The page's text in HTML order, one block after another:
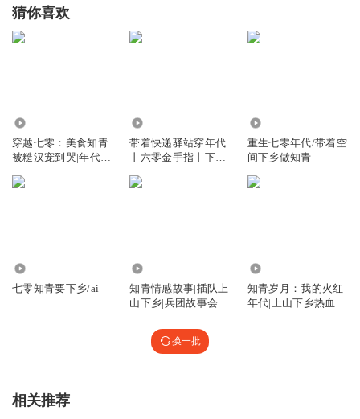
猜你喜欢
穿越七零：美食知青
被糙汉宠到哭|年代
带着快递驿站穿年代
丨六零金手指丨下乡
重生七零年代/带着空
间下乡做知青
七零知青要下乡/ai
知青情感故事|插队上
山下乡|兵团故事会|
知青岁月：我的火红
年代|上山下乡热血青
换一批
相关推荐